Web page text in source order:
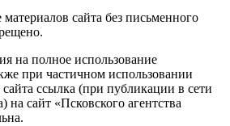
сайта без письменного
на полное использование
при частичном использовании
ссылка (при публикации в сети
сайт «Псковского агентства